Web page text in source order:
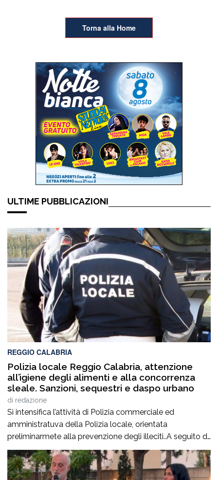
Torna alla Home
ULTIME PUBBLICAZIONI
REGGIO CALABRIA
Polizia locale Reggio Calabria, attenzione
all’igiene degli alimenti e alla concorrenza
sleale. Sanzioni, sequestri e daspo urbano
di redazione
Si intensifica l’attività di Polizia commerciale ed
amministratuva della Polizia locale, orientata
preliminarmete alla prevenzione degli illeciti..A seguito di
mirati servizi svolti negli ultimi giorni, anche su
segnalazione di alcune associazioni di categoria, la
Polizia Locale ha attenzionato le aree commerciali